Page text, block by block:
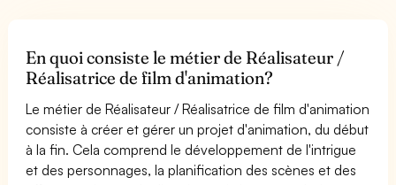
En quoi consiste le métier de Réalisateur /
Réalisatrice de film d'animation?
Le métier de Réalisateur / Réalisatrice de film d'animation
consiste à créer et gérer un projet d'animation, du début
à la fin. Cela comprend le développement de l'intrigue
et des personnages, la planification des scènes et des